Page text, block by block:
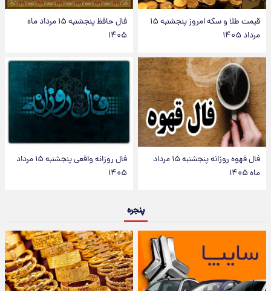
قیمت طلا و سکه امروز پنجشنبه ۱۵
مرداد ۱۴۰۵
فال حافظ پنجشنبه ۱۵ مرداد ماه
۱۴۰۵
فال قهوه روزانه پنجشنبه ۱۵ مرداد
ماه ۱۴۰۵
فال روزانه واقعی پنجشنبه ۱۵ مرداد
۱۴۰۵
پنجره